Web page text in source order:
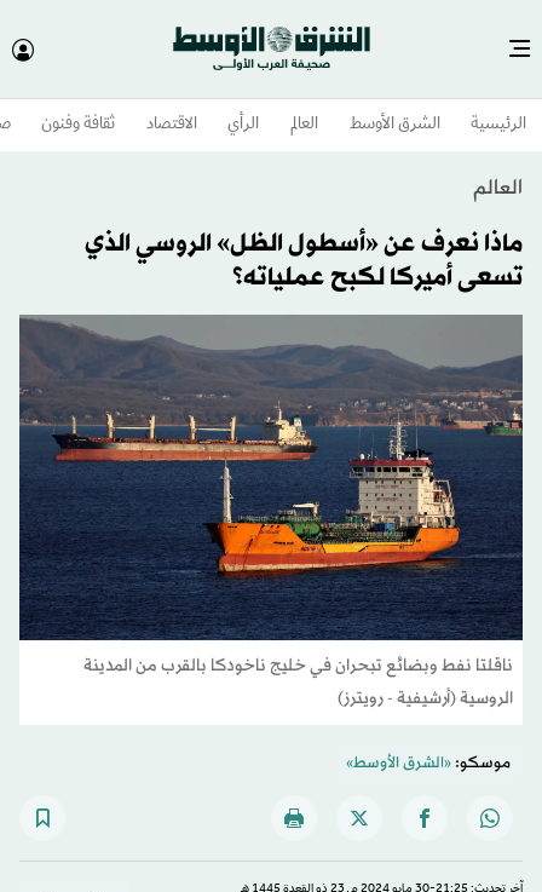
الرئيسية الشرق الأوسط​ العالم الرأي الاقتصاد ثقافة وفنون
العالم
ماذا نعرف عن «أسطول الظل» الروسي الذي
تسعى أميركا لكبح عملياته؟
ناقلتا نفط وبضائع تبحران في خليج ناخودكا بالقرب من المدينة
الروسية (أرشيفية - رويترز)
موسكو:«الشرق الأوسط»